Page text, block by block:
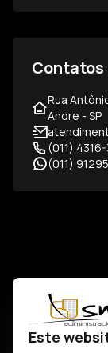
Este
Contatos
Rua
Andre - SP
(011)
(011)